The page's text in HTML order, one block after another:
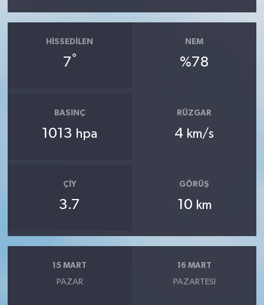
HISSEDILEN
7°
NEM
%78
BASINÇ
1013 hpa
RÜZGAR
4 km/s
ÇIY
3.7
GÖRÜŞ
10 km
15 MART
PAZAR
16 MART
PAZARTESI